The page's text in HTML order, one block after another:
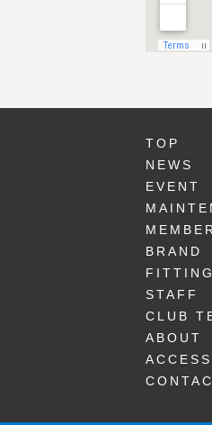
TOP
NEWS
EVENT
BRAND
STAFF
CLUB
ABOUT
ACCESS